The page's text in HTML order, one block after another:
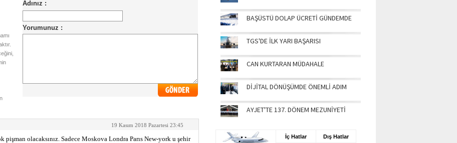
19 Kasım 2018 Pazartesi 23:45
pişman olacaksınız. Sadece Moskova Londra Parıs New-york u şehir
BAŞÜSTÜ DOLAP ÜCRETİ GÜNDEMDE
TGS'DE İLK YARI BAŞARISI
CAN KURTARAN MÜDAHALE
DİJİTAL DÖNÜŞÜMDE ÖNEMLİ ADIM
AYJET'TE 137. DÖNEM MEZUNİYETİ
İç Hatlar Dış Hatlar